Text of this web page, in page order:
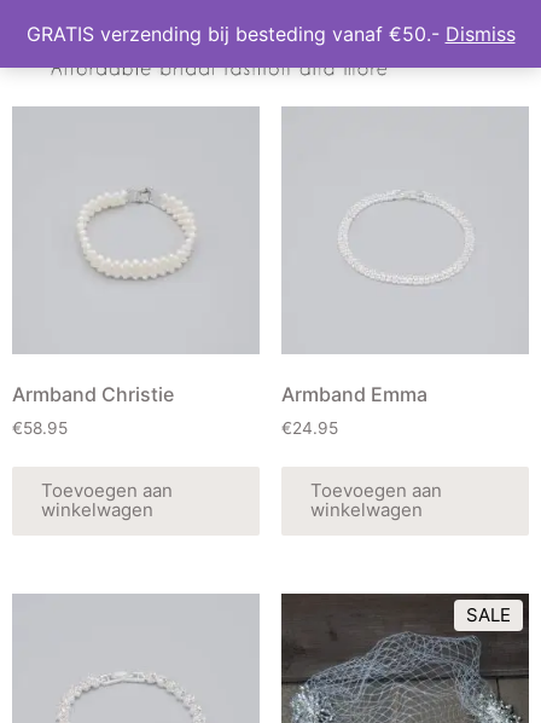
Armband Christie
€58.95
Toevoegen aan
winkelwagen
Armband Emma
€24.95
Toevoegen aan
winkelwagen
SALE
GRATIS verzending bij besteding vanaf €50.- Dismiss